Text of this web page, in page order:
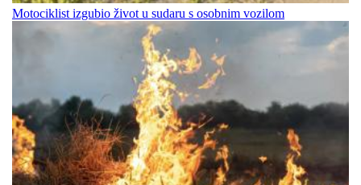
Motociklist izgubio život u sudaru s osobnim vozilom